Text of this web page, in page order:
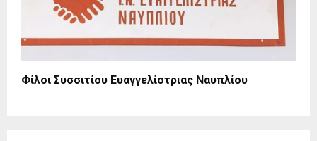
Φίλοι Συσσιτίου Ευαγγελίστριας Ναυπλίου